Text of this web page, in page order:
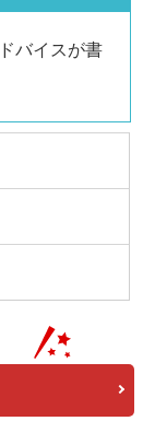
バイスが書